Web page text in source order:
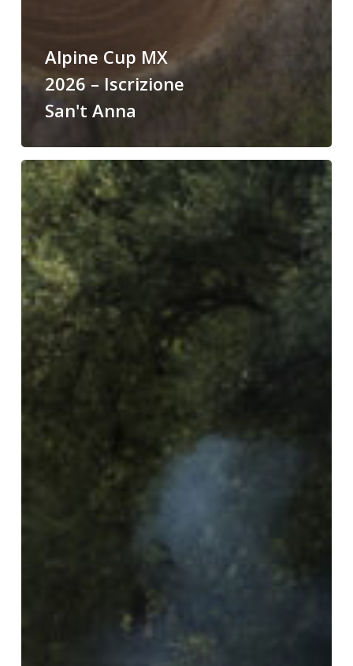
Alpine Cup MX
2026 – Iscrizione
San't Anna
Alpencup
MX
2026
Elenco
dei
partecipanti